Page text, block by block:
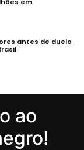
antes de duelo
ao